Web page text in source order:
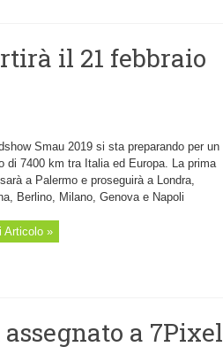
il 21 febbraio
Smau 2019 si sta preparando per un
di 7400 km tra Italia ed Europa. La prima
a Palermo e proseguirà a Londra,
Berlino, Milano, Genova e Napoli
Articolo »
a 7Pixel